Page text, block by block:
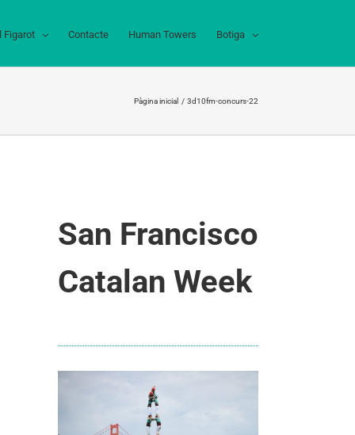
Figarot Contacte Human Towers Botiga
Pàgina inicial 3d10fm-concurs-22
San Francisco
Catalan Week